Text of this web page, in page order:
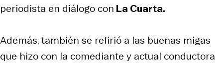
periodista en diálogo con La Cuarta.
Además, también se refirió a las buenas migas
que hizo con la comediante y actual conductora